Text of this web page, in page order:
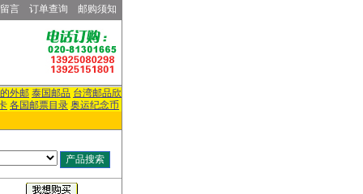
言 订单查询 邮购须知
外邮 泰国邮品 台湾邮品欣
各国邮票目录 奥运纪念币